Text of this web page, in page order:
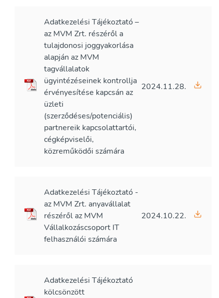
Adatkezelési Tájékoztató –
az MVM Zrt. részéről a
tulajdonosi joggyakorlása
alapján az MVM
tagvállalatok
ügyintézéseinek kontrollja
érvényesítése kapcsán az
üzleti
(szerződéses/potenciális)
partnereik kapcsolattartói,
cégképviselői,
közreműködői számára
2024.11.28.
Adatkezelési Tájékoztató -
az MVM Zrt. anyavállalat
részéről az MVM
Vállalkozáscsoport IT
felhasználói számára
2024.10.22.
Adatkezelési Tájékoztató
kölcsönzött